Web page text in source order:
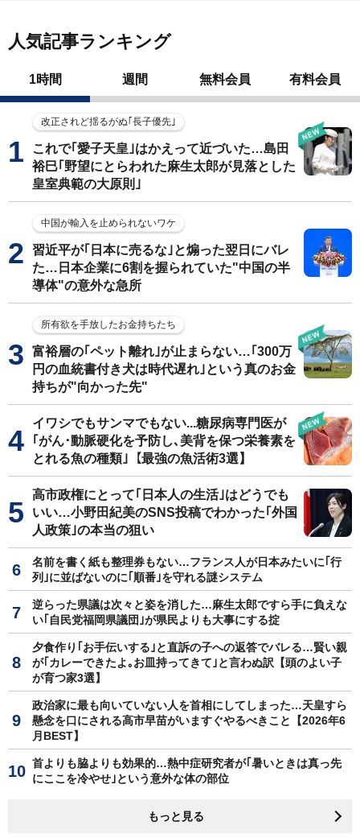
人気記事ランキング
1時間 週間 無料会員 有料会員
改正されど揺るがぬ｢長子優先｣
これで｢愛子天皇｣はかえって近づいた…島田
裕巳｢野望にとらわれた麻生太郎が見落とした
皇室典範の大原則｣
中国が輸入を止められないワケ
習近平が｢日本に売るな｣と煽った翌日にバレ
た…日本企業に6割を握られていた"中国の半
導体"の意外な急所
所有欲を手放したお金持ちたち
富裕層の｢ペット離れ｣が止まらない…｢300万
円の血統書付き犬は時代遅れ｣という真のお金
持ちが"向かった先"
イワシでもサンマでもない...糖尿病専門医が
｢がん･動脈硬化を予防し､美背を保つ栄養素を
とれる魚の種類｣【最強の魚活術3選】
高市政権にとって｢日本人の生活｣はどうでも
いい…小野田紀美のSNS投稿でわかった｢外国
人政策｣の本当の狙い
名前を書く紙も整理券もない…フランス人が日本みたいに｢行
列｣に並ばないのに｢順番｣を守れる謎システム
逆らった県議は次々と姿を消した…麻生太郎ですら手に負えな
い｢自民党福岡県議団｣が県民よりも大事にする掟
夕食作り｢お手伝いする｣と直訴の子への返答でバレる…賢い親
が｢カレーできたよ｡お皿持ってきて｣と言わぬ訳【頭のよい子
が育つ家3選】
政治家に最も向いていない人を首相にしてしまった…天皇すら
懸念を口にされる高市早苗がいますぐやるべきこと【2026年6
月BEST】
首よりも脇よりも効果的…熱中症研究者が｢暑いときは真っ先
にここを冷やせ｣という意外な体の部位
もっと見る